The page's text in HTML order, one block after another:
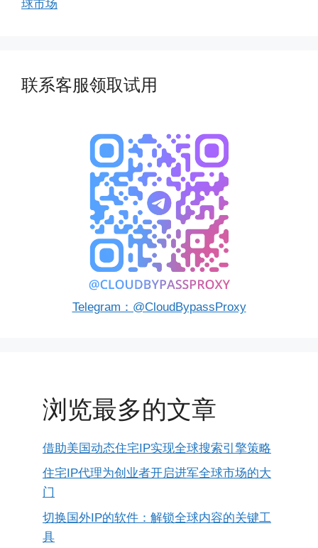
球市场
联系客服领取试用
Telegram：@CloudBypassProxy
浏览最多的文章
借助美国动态住宅IP实现全球搜索引擎策略
住宅IP代理为创业者开启进军全球市场的大
门
切换国外IP的软件：解锁全球内容的关键工
具